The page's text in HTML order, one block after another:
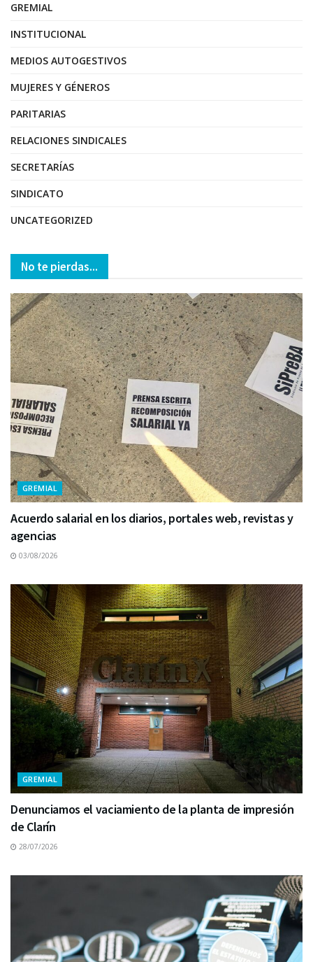
GREMIAL
INSTITUCIONAL
MEDIOS AUTOGESTIVOS
MUJERES Y GÉNEROS
PARITARIAS
RELACIONES SINDICALES
SECRETARÍAS
SINDICATO
UNCATEGORIZED
No te pierdas...
GREMIAL
Acuerdo salarial en los diarios, portales web, revistas y
agencias
03/08/2026
GREMIAL
Denunciamos el vaciamiento de la planta de impresión
de Clarín
28/07/2026